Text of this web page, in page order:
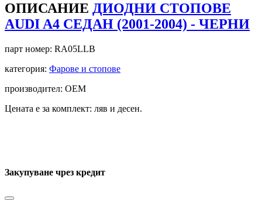
ОПИСАНИЕ ДИОДНИ СТОПОВЕ
AUDI A4 СЕДАН (2001-2004) - ЧЕРНИ
парт номер: RA05LLB
категория: Фарове и стопове
производител: OEM
Цената е за комплект: ляв и десен.
Закупуване чрез кредит